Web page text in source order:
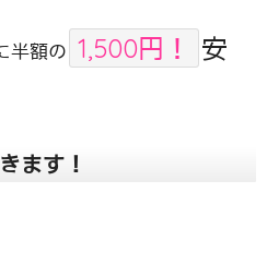
半額の 1,500円！
安
ます！